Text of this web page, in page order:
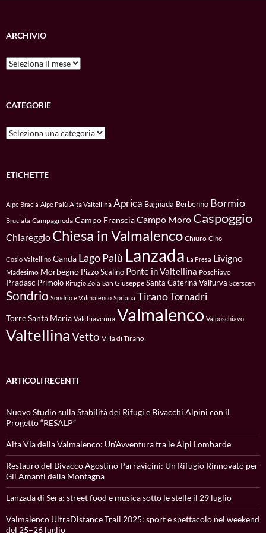
ARCHIVIO
Archivio
CATEGORIE
Categorie
ETICHETTE
Alpe Bracia Alpe Palù Alta Valtellina Aprica Bagnada Berbenno Bormio
Bruciata Campagneda Campo FransciaCampo Moro Caspoggio
Chiareggio Chiesa in Valmalenco Chiuro Cino
Cosio Valtellino Ganda Lago Palù Lanzada La Presa Livigno
Madesimo Morbegno Pizzo Scalino Ponte in Valtellina Poschiavo
Pradasc Primolo Rifugio Zoia San Giuseppe Santa Caterina Valfurva Scerscen
Sondrio Sondrio e Valmalenco Spriana TiranoTornadri
Torre Santa Maria Valchiavenna Valmalenco Valposchiavo
ValtellinaVetto Villa di Tirano
ARTICOLI RECENTI
Nuovo Studio sulla Stabilità dei Rifugi e Bivacchi Alpini con il
Progetto “RESALP”
Alta Via della Valmalenco: Un’Avventura tra le Alpi Lombarde
Restauro del Bivacco Agostino Parravicini: Un Rifugio Rinnovato per
Gli Amanti della Montagna
Lanzada di Sera: street food e musica sotto le stelle il 29 luglio
Valmalenco UltraDistance Trail 2025: sport e spettacolo nel weekend
del 25–26 luglio